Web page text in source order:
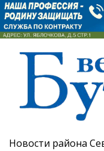
Новости района